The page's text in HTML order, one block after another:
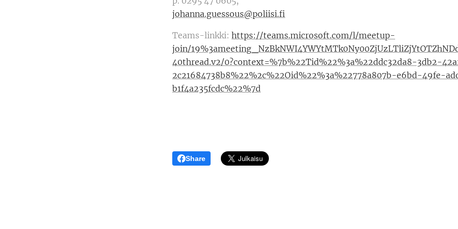
johanna.guessous@poliisi.fi
Teams-linkki: https://teams.microsoft.com/l/meetup-
join/
40thread.v2/0?context=%7b%22Tid%22%3a%22ddc32da8-3db2-
2c21684738b8%22%2c%22Oid%22%3a%22778a807b-e6bd-49fe-
b1f4a235fcdc%22%7d
Share